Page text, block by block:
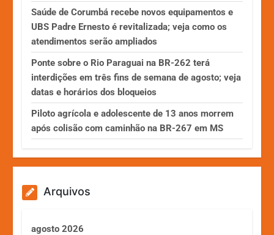
Saúde de Corumbá recebe novos equipamentos e
UBS Padre Ernesto é revitalizada; veja como os
atendimentos serão ampliados
Ponte sobre o Rio Paraguai na BR-262 terá
interdições em três fins de semana de agosto; veja
datas e horários dos bloqueios
Piloto agrícola e adolescente de 13 anos morrem
após colisão com caminhão na BR-267 em MS
Arquivos
agosto 2026